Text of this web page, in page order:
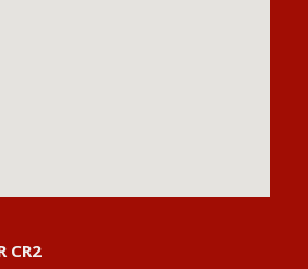
CR2